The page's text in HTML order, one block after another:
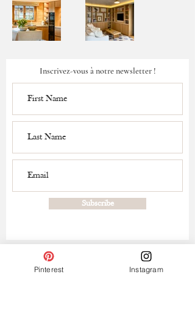
Inscrivez-vous à notre newsletter !
Subscribe
Pinterest Instagram